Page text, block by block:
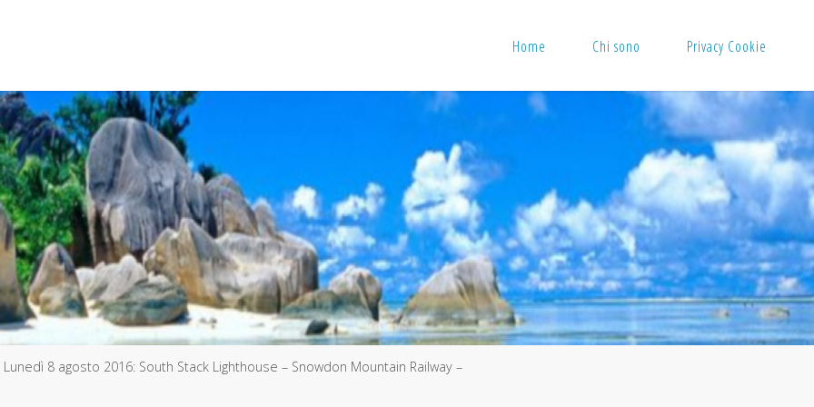
Home Chi sono Privacy Cookie
Lunedì 8 agosto 2016: South Stack Lighthouse – Snowdon Mountain Railway –